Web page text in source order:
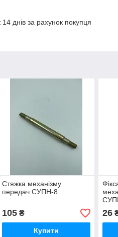
днів за рахунок покупця
Стяжка механізму
передач СУПН-8
105₴
Купити
26